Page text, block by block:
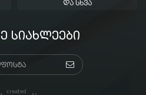
ᲓᲐ ᲡᲮᲕᲐ
ᲡᲘᲐᲮᲚᲔᲔᲑᲘ
created